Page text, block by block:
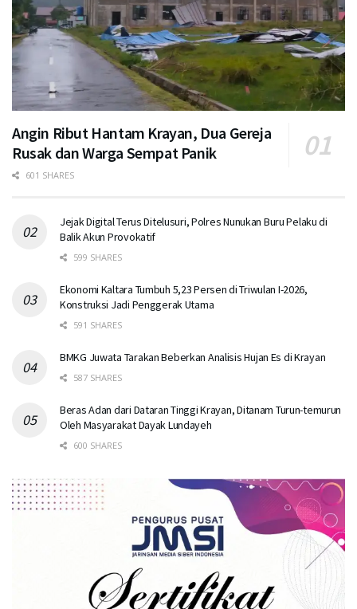
Angin Ribut Hantam Krayan, Dua Gereja
Rusak dan Warga Sempat Panik
601 SHARES
Jejak Digital Terus Ditelusuri, Polres Nunukan Buru Pelaku di
Balik Akun Provokatif
599 SHARES
Ekonomi Kaltara Tumbuh 5,23 Persen di Triwulan I-2026,
Konstruksi Jadi Penggerak Utama
591 SHARES
BMKG Juwata Tarakan Beberkan Analisis Hujan Es di Krayan
587 SHARES
Beras Adan dari Dataran Tinggi Krayan, Ditanam Turun-temurun
Oleh Masyarakat Dayak Lundayeh
600 SHARES